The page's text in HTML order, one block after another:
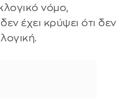
νόμο,
έχει κρύψει ότι δεν